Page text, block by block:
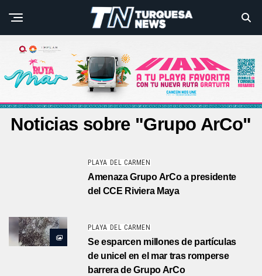
Noticias sobre "Grupo ArCo"
PLAYA DEL CARMEN
Amenaza Grupo ArCo a presidente
del CCE Riviera Maya
PLAYA DEL CARMEN
Se esparcen millones de partículas
de unicel en el mar tras romperse
barrera de Grupo ArCo